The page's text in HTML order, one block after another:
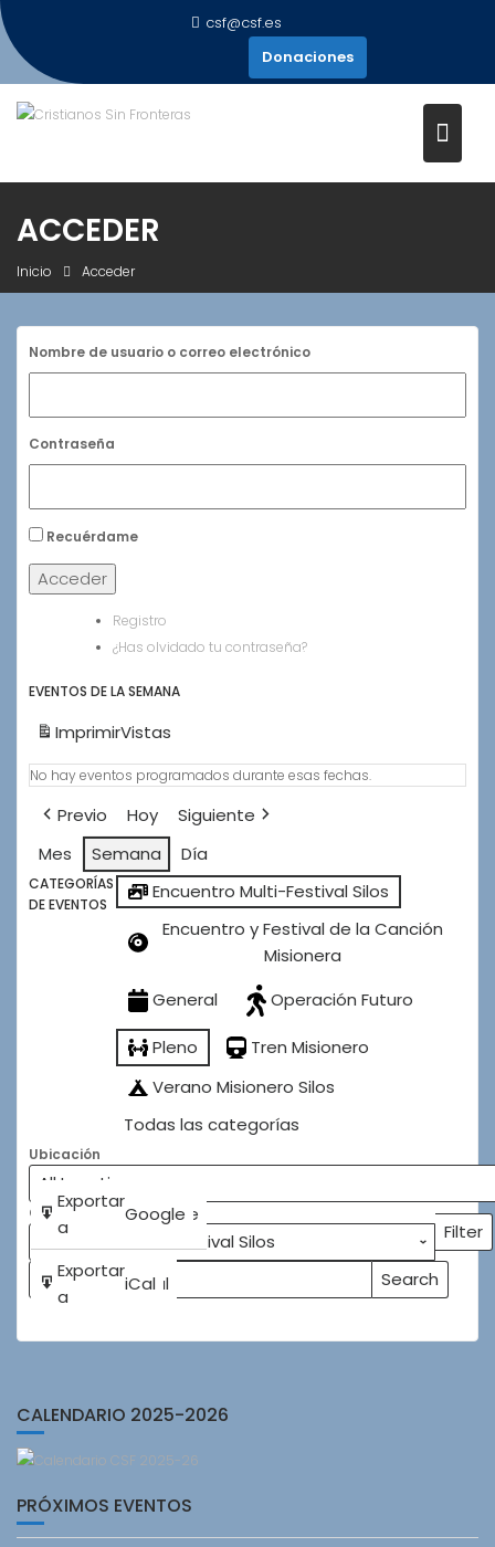
Saltar
al
contenido
csf@csf.es
Donaciones
ACCEDER
Inicio Acceder
Nombre de usuario o correo electrónico
Contraseña
Recuérdame
Acceder
Registro
¿Has olvidado tu contraseña?
EVENTOS DE LA SEMANA
ImprimirVistas
No hay eventos programados durante esas fechas.
Previo Hoy
Siguiente
Mes
Semana Día
CATEGORÍAS
DE EVENTOS
Encuentro Multi-Festival Silos
Encuentro y Festival de la Canción
Misionera
General
Operación Futuro
Pleno
Tren Misionero
Verano Misionero Silos
Todas las categorías
Subscribe
in
Google
Subscribe
in
iCal
Exportar
a
Google
Exportar
a
iCal
Ubicación
Categorías
Filter
Buscar
Search
Events
CALENDARIO 2025-2026
PRÓXIMOS EVENTOS